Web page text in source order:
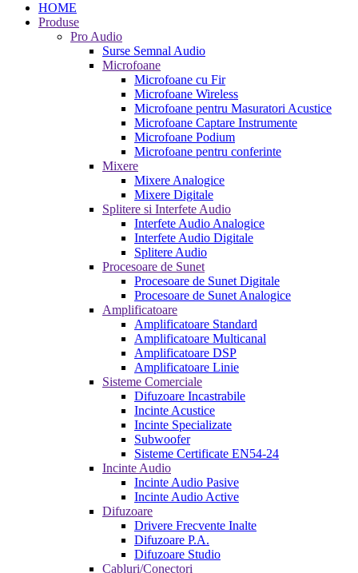
HOME
Produse
Pro Audio
Surse Semnal Audio
Microfoane
Microfoane cu Fir
Microfoane Wireless
Microfoane pentru Masuratori Acustice
Microfoane Captare Instrumente
Microfoane Podium
Microfoane pentru conferinte
Mixere
Mixere Analogice
Mixere Digitale
Splitere si Interfete Audio
Interfete Audio Analogice
Interfete Audio Digitale
Splitere Audio
Procesoare de Sunet
Procesoare de Sunet Digitale
Procesoare de Sunet Analogice
Amplificatoare
Amplificatoare Standard
Amplificatoare Multicanal
Amplificatoare DSP
Amplificatoare Linie
Sisteme Comerciale
Difuzoare Incastrabile
Incinte Acustice
Incinte Specializate
Subwoofer
Sisteme Certificate EN54-24
Incinte Audio
Incinte Audio Pasive
Incinte Audio Active
Difuzoare
Drivere Frecvente Inalte
Difuzoare P.A.
Difuzoare Studio
Cabluri/Conectori